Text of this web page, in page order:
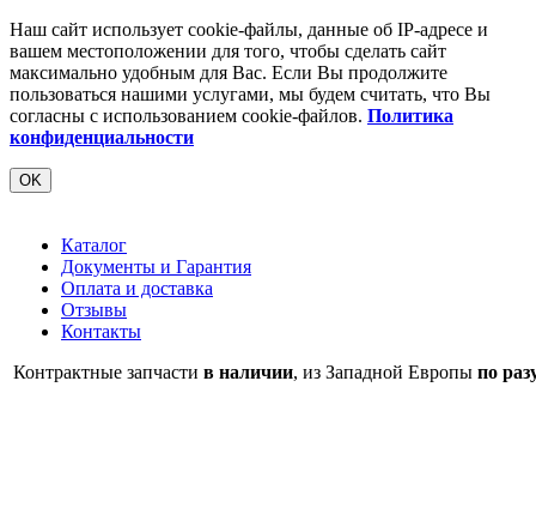
Наш сайт использует cookie-файлы, данные об IP-адресе и
вашем местоположении для того, чтобы сделать сайт
максимально удобным для Вас. Если Вы продолжите
пользоваться нашими услугами, мы будем считать, что Вы
согласны с использованием cookie-файлов. Политика
конфиденциальности
OK
Каталог
Документы и Гарантия
Оплата и доставка
Отзывы
Контакты
Контрактные запчасти в наличии, из Западной Европы по